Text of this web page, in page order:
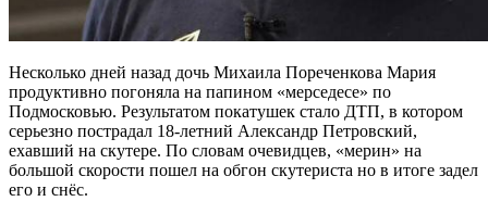
Несколько дней назад дочь Михаила Пореченкова Мария
продуктивно погоняла на папином «мерседесе» по
Подмосковью. Результатом покатушек стало ДТП, в котором
серьезно пострадал 18-летний Александр Петровский,
ехавший на скутере. По словам очевидцев, «мерин» на
большой скорости пошел на обгон скутериста но в итоге задел
его и снёс.